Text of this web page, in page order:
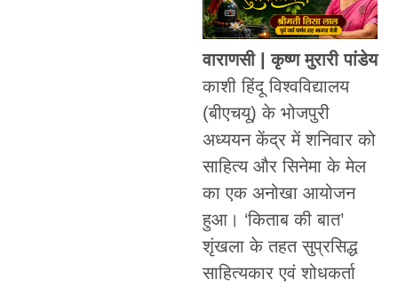
वाराणसी | कृष्ण मुरारी पांडेय
काशी हिंदू विश्वविद्यालय
(बीएचयू) के भोजपुरी
अध्ययन केंद्र में शनिवार को
साहित्य और सिनेमा के मेल
का एक अनोखा आयोजन
हुआ। ‘किताब की बात’
शृंखला के तहत सुप्रसिद्ध
साहित्यकार एवं शोधकर्ता